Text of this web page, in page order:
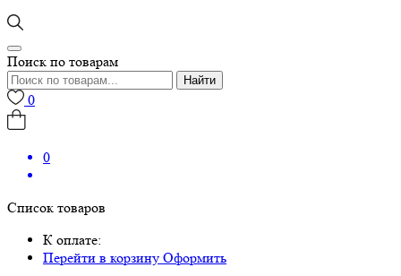
Поиск по товарам
Найти
0
0
Список товаров
К оплате:
Перейти в корзину Оформить